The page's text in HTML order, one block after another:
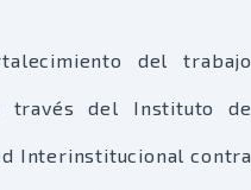
del trabajo
través del Instituto de
Interinstitucional contra